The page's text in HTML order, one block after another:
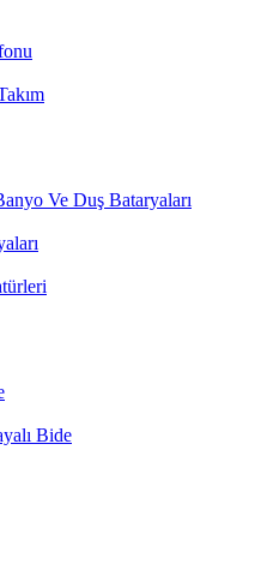
Ve Duş Bataryaları
Bide